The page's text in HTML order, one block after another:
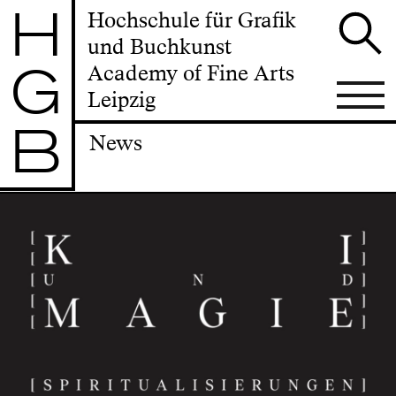
H
G
B
Hochschule für Grafik
und Buchkunst
Academy of Fine Arts
Leipzig
News